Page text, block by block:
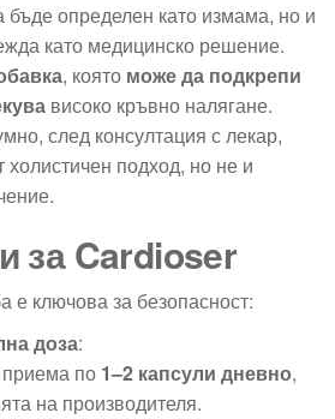
определен като измама, но и
като медицинско решение.
, която може да подкрепи
високо кръвно налягане.
след консултация с лекар,
подход, но не и
за Cardioser
е ключова за безопасност:
доза:
по 1–2 капсули дневно,
на производителя.